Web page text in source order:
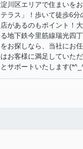
淀川区エリアで住まいを
テラス」！歩いて徒歩6分
店があるのもポイント！
る地下鉄今里筋線瑞光四
をお探しなら、当社にお
はお客様に満足していた
とサポートいたします